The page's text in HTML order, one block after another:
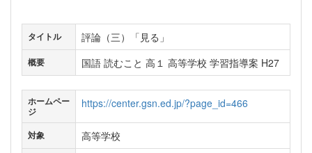
タイトル 評論（三）「見る」
概要 国語 読むこと 高１ 高等学校 学習指導案 H27
ホームペー
ジ
https://center.gsn.ed.jp/?page_id=466
対象 高等学校